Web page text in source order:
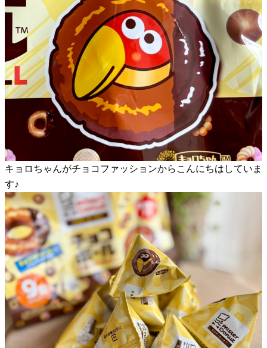
キョロちゃんがチョコファッションからこんにちはしていま
す♪